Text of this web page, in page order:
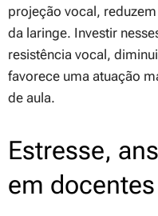
projeção vocal,
da laringe. Investir
resistência vocal,
favorece uma atuação
de aula.
Estresse,
em docentes